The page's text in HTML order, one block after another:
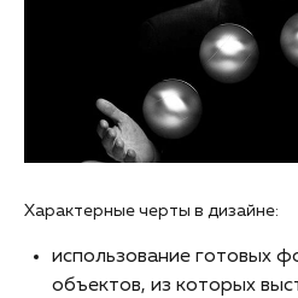
Характерные черты в дизайне:
использование готовых
объектов, из которых